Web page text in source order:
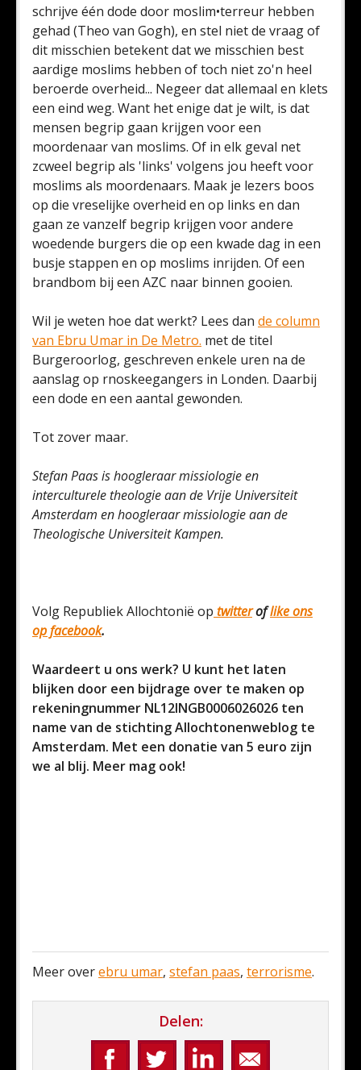
schrijve één dode door moslim•terreur hebben
gehad (Theo van Gogh), en stel niet de vraag of
dit misschien betekent dat we misschien best
aardige moslims hebben of toch niet zo'n heel
beroerde overheid... Negeer dat allemaal en klets
een eind weg. Want het enige dat je wilt, is dat
mensen begrip gaan krijgen voor een
moordenaar van moslims. Of in elk geval net
zcweel begrip als 'links' volgens jou heeft voor
moslims als moordenaars. Maak je lezers boos
op die vreselijke overheid en op links en dan
gaan ze vanzelf begrip krijgen voor andere
woedende burgers die op een kwade dag in een
busje stappen en op moslims inrijden. Of een
brandbom bij een AZC naar binnen gooien.
Wil je weten hoe dat werkt? Lees dan de column
van Ebru Umar in De Metro. met de titel
Burgeroorlog, geschreven enkele uren na de
aanslag op rnoskeegangers in Londen. Daarbij
een dode en een aantal gewonden.
Tot zover maar.
Stefan Paas is hoogleraar missiologie en
interculturele theologie aan de Vrije Universiteit
Amsterdam en hoogleraar missiologie aan de
Theologische Universiteit Kampen.
Volg Republiek Allochtonië op twitteroflike ons
op facebook.
Waardeert u ons werk? U kunt het laten
blijken door een bijdrage over te maken op
rekeningnummer NL12INGB0006026026 ten
name van de stichting Allochtonenweblog te
Amsterdam. Met een donatie van 5 euro zijn
we al blij. Meer mag ook!
Meer overebru umar, stefan paas, terrorisme.
Delen: